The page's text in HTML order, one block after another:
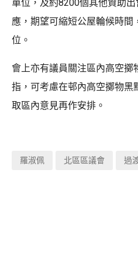
單位，及約8200個其他資助
應，期望可縮短公屋輪候時
位。
會上亦有議員關注區內高空擲
指，可考慮在邨內高空擲物黑
取區內意見再作安排。
羅淑佩 北區區議會 過